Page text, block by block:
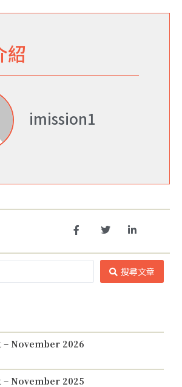
紹
imission1
搜尋文章
November 2026
November 2025